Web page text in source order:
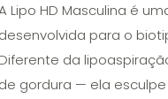
Lipo HD Masculina é
desenvolvida para o
Diferente da
de gordura — ela